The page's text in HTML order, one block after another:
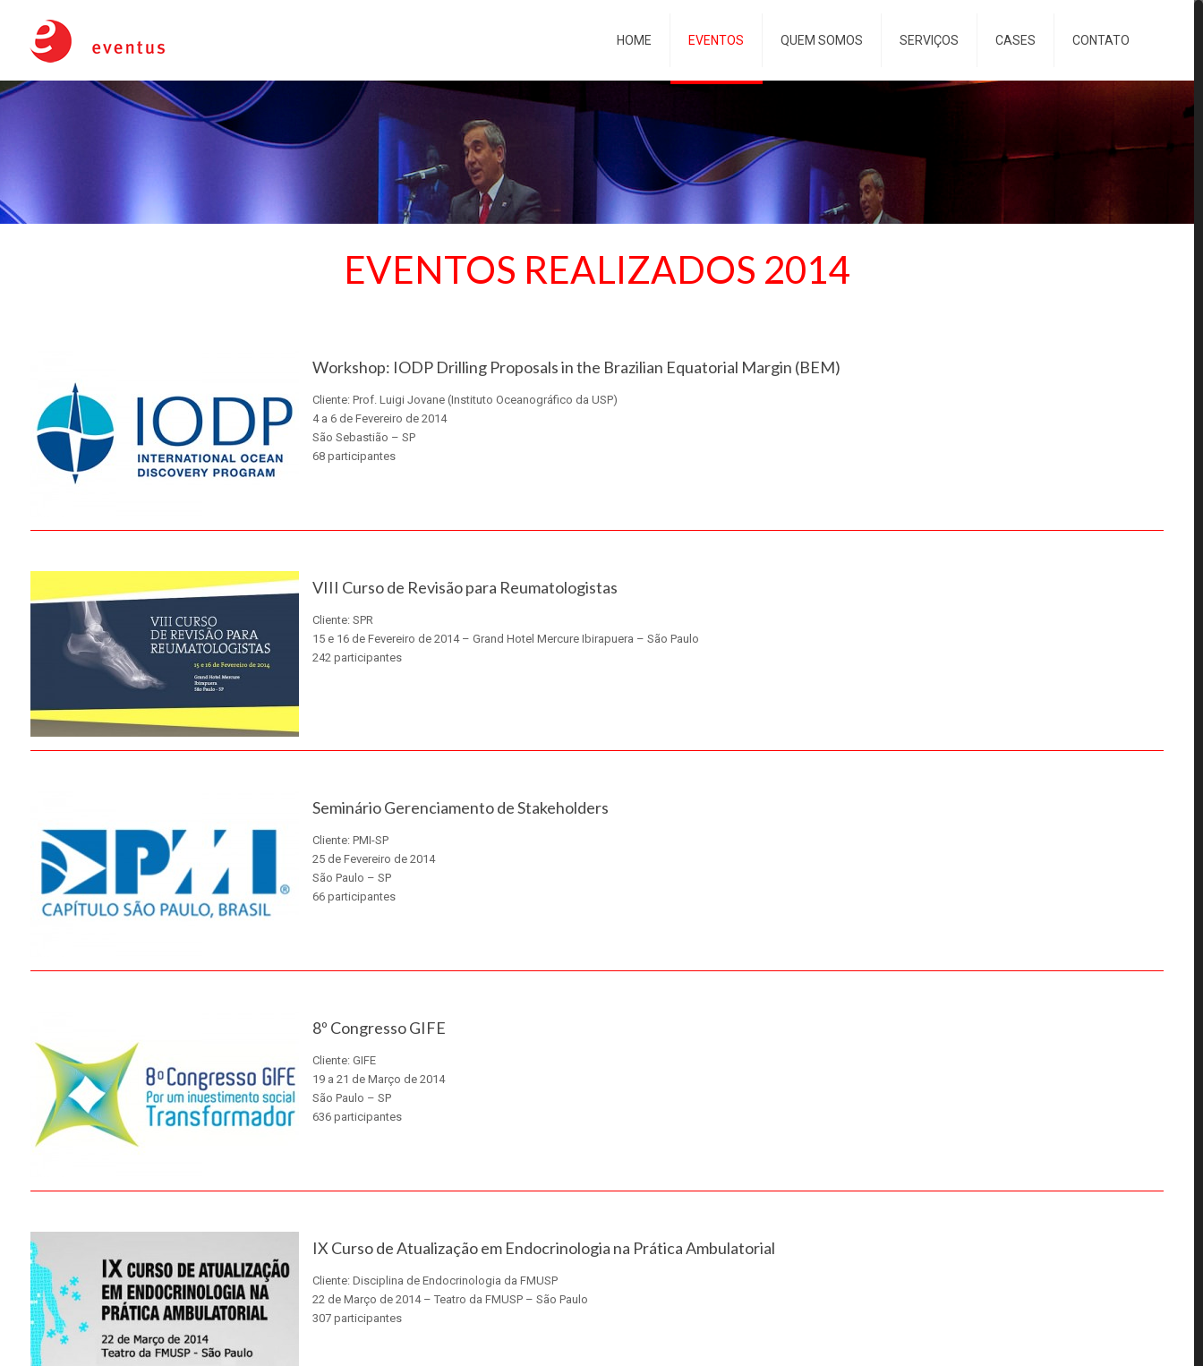
HOME EVENTOS QUEM SOMOS SERVIÇOS CASES CONTATO
EVENTOS REALIZADOS 2014
Workshop: IODP Drilling Proposals in the Brazilian Equatorial Margin (BEM)
Cliente: Prof. Luigi Jovane (Instituto Oceanográfico da USP)
4 a 6 de Fevereiro de 2014
São Sebastião – SP
68 participantes
VIII Curso de Revisão para Reumatologistas
Cliente: SPR
15 e 16 de Fevereiro de 2014 – Grand Hotel Mercure Ibirapuera – São Paulo
242 participantes
Seminário Gerenciamento de Stakeholders
Cliente: PMI-SP
25 de Fevereiro de 2014
São Paulo – SP
66 participantes
8º Congresso GIFE
Cliente: GIFE
19 a 21 de Março de 2014
São Paulo – SP
636 participantes
IX Curso de Atualização em Endocrinologia na Prática Ambulatorial
Cliente: Disciplina de Endocrinologia da FMUSP
22 de Março de 2014 – Teatro da FMUSP – São Paulo
307 participantes